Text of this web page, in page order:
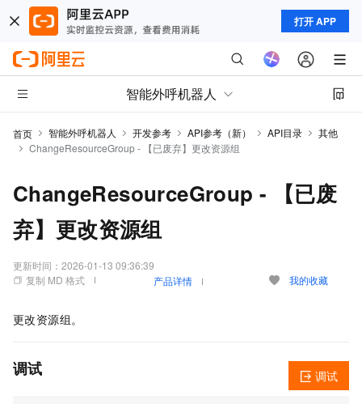
打开 APP
智能外呼机器人
首页 智能外呼机器人 开发参考 API参考（新） API目录
其他
ChangeResourceGroup - 【已废弃】更改资源组
ChangeResourceGroup - 【已废
弃】更改资源组
更新时间： 2026-01-13 09:36:39
复制 MD 格式
产品详情 我的收藏
更改资源组。
调试 调试